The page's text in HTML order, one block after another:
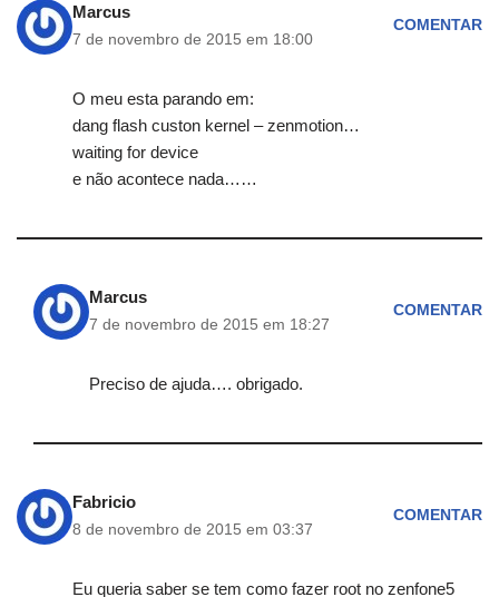
Marcus
7 de novembro de 2015 em 18:00
COMENTAR
O meu esta parando em:
dang flash custon kernel – zenmotion…
waiting for device
e não acontece nada……
Marcus
7 de novembro de 2015 em 18:27
COMENTAR
Preciso de ajuda…. obrigado.
Fabricio
8 de novembro de 2015 em 03:37
COMENTAR
Eu queria saber se tem como fazer root no zenfone5